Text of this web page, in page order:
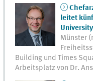
leitet
University
Münster
Building und Times
Arbeitsplatz von Dr.